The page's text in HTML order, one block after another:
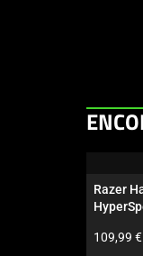
This
carousel.
Use
and
Razer
Prix du
109,99 €